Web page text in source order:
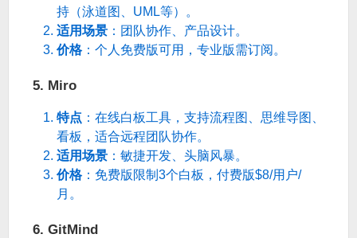
持（泳道图、UML等）。
适用场景 ：团队协作、产品设计。
价格：个人免费版可用，专业版需订阅。
5. Miro
特点 ：在线白板工具，支持流程图、思维导图、
看板，适合远程团队协作。
适用场景 ：敏捷开发、头脑风暴。
价格：免费版限制3个白板，付费版$8/用户/
月。
6. GitMind